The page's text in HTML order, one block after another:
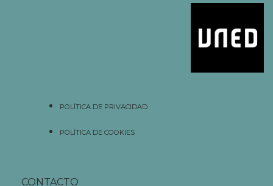
POLÍTICA DE PRIVACIDAD
POLÍTICA DE COOKIES
CONTACTO